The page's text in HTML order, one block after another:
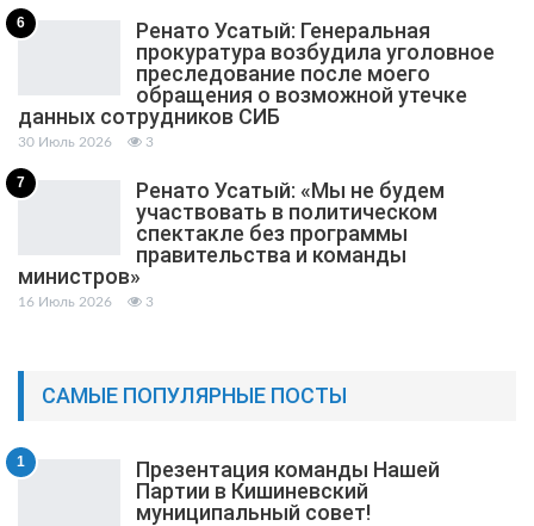
6
Ренато Усатый: Генеральная
прокуратура возбудила уголовное
преследование после моего
обращения о возможной утечке
данных сотрудников СИБ
30 Июль 2026 3
7
Ренато Усатый: «Мы не будем
участвовать в политическом
спектакле без программы
правительства и команды
министров»
16 Июль 2026 3
САМЫЕ ПОПУЛЯРНЫЕ ПОСТЫ
1
Презентация команды Нашей
Партии в Кишиневский
муниципальный cовет!